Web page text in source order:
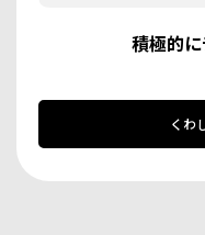
積極的
くわ